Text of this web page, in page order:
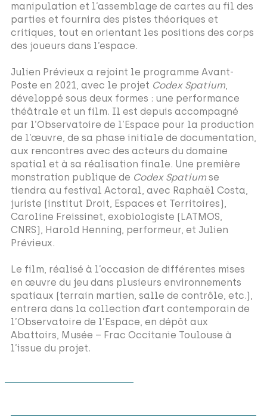
manipulation et l’assemblage de cartes au fil des
parties et fournira des pistes théoriques et
critiques, tout en orientant les positions des corps
des joueurs dans l’espace.
Julien Prévieux a rejoint le programme Avant-
Poste en 2021, avec le projet Codex Spatium,
développé sous deux formes : une performance
théâtrale et un film. Il est depuis accompagné
par l’Observatoire de l’Espace pour la production
de l’œuvre, de sa phase initiale de documentation,
aux rencontres avec des acteurs du domaine
spatial et à sa réalisation finale. Une première
monstration publique de Codex Spatium se
tiendra au festival Actoral, avec Raphaël Costa,
juriste (institut Droit, Espaces et Territoires),
Caroline Freissinet, exobiologiste (LATMOS,
CNRS), Harold Henning, performeur, et Julien
Prévieux.
Le film, réalisé à l’occasion de différentes mises
en œuvre du jeu dans plusieurs environnements
spatiaux (terrain martien, salle de contrôle, etc.),
entrera dans la collection d’art contemporain de
l’Observatoire de l’Espace, en dépôt aux
Abattoirs, Musée – Frac Occitanie Toulouse à
l’issue du projet.